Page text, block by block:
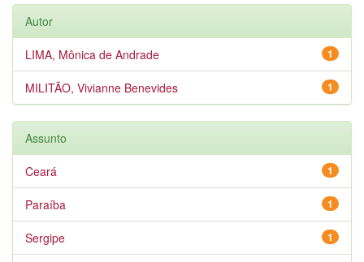
Autor
1
LIMA, Mônica de Andrade
1
MILITÃO, Vivianne Benevides
Assunto
1
Ceará
1
Paraíba
1
Sergipe